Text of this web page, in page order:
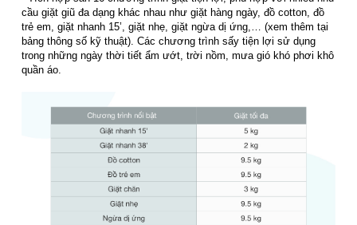
cầu giặt giũ đa dạng khác nhau như giặt hàng ngày, đồ cotton, đồ
trẻ em, giặt nhanh 15’, giặt nhẹ, giặt ngừa dị ứng,… (xem thêm tại
bảng thông số kỹ thuật). Các chương trình sấy tiện lợi sử dụng
trong những ngày thời tiết ẩm ướt, trời nồm, mưa gió khó phơi khô
quần áo.